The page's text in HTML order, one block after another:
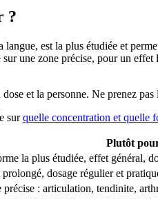
?
est la plus étudiée et
une zone précise, pour un
et la personne. Ne prenez
surquelle concentration et quelle
Plutôt
la plus étudiée, effet général,
dosage régulier et
précise : articulation, tendinite,